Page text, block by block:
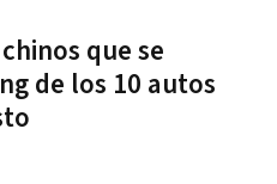
que se
de los 10 autos